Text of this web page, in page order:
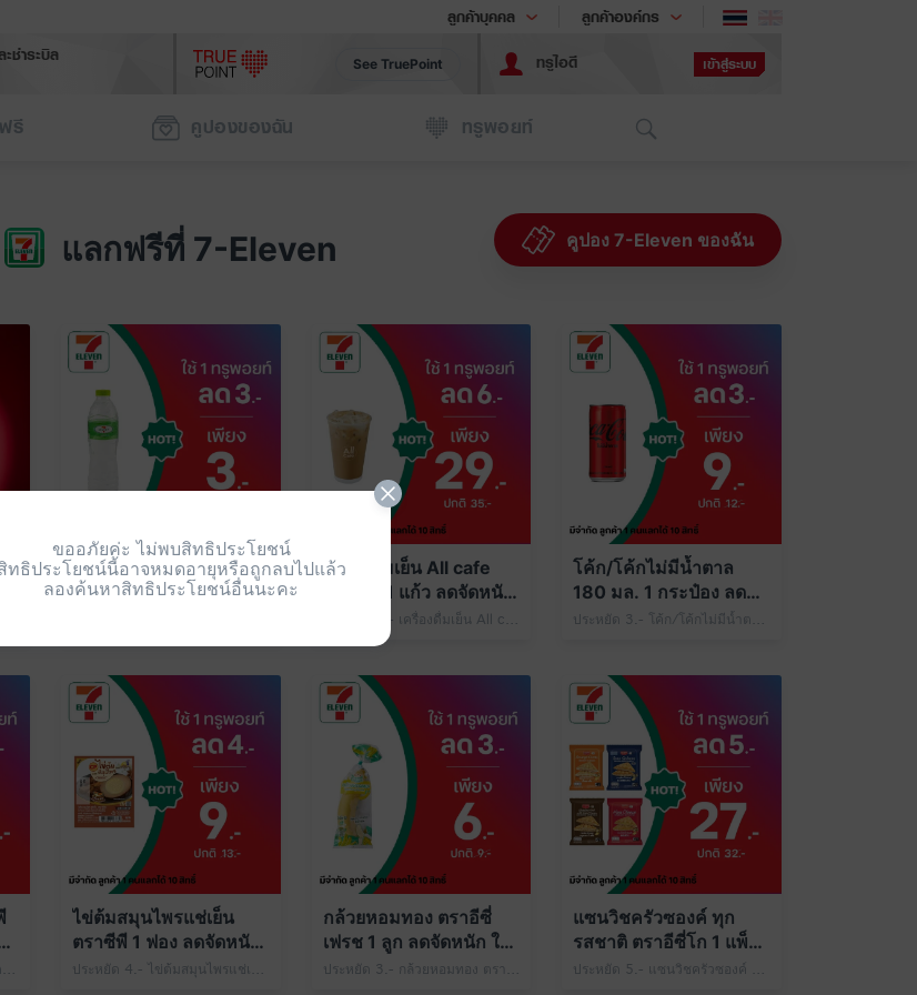
ลูกค้าบุคคล ลูกค้าองค์กร
เทรนด์เทคโนโลยี
ชำระบิล
See TruePoint ทรูไอดี เข้าสู่ระบบ
ฟรี คูปองของฉัน ทรูพอยท์
แลกฟรีที่ 7-Eleven
า
น้ำดื่มเซเว่นซีเล็ค 600
มล. 1 ขวด ลดจัดหนัก ใช้
เครื่องดื่มเย็น All cafe
Size M 1 แก้ว ลดจัดหนัก
ใช้ 1 ทรูพอยท์
ประหยัด 6.- เครื่องดื่มเย็น All cafe Size M 1 แก้ว เพียง 29.- ปกติ 35.- ใช้ 1 ทรูพอยท์
โค้ก/โค้กไม่มีน้ำตาล
180 มล. 1 กระป๋อง ลดจัด
หนัก ใช้ 1 ทรูพอยท์
ประหยัด 3.- โค้ก/โค้กไม่มีน้ำตาล 180 มล. 1 กระป๋อง เพียง 9.- ปกติ 12.- ใช้ 1 ทรูพอยท์
ประหยัด 7.- อกไก่ ทุกรสชาติ ตราซีพี 1 แพ็ก เพียง 33.- ปกติ 40.- ใช้ 1 ทรูพอยท์
ไข่ต้มสมุนไพรแช่เย็น
ตราซีพี 1 ฟอง ลดจัดหนัก
ใช้ 1 ทรูพอยท์
ประหยัด 4.- ไข่ต้มสมุนไพรแช่เย็น ตราซีพี 1 ฟอง เพียง 9.- ปกติ 13.- ใช้ 1 ทรูพอยท์
กล้วยหอมทอง ตราอีซี่
เฟรช 1 ลูก ลดจัดหนัก ใช้
1 ทรูพอยท์
ประหยัด 3.- กล้วยหอมทอง ตราอีซี่เฟรช 1 ลูก เพียง 6.- ปกติ 9.- ใช้ 1 ทรูพอยท์
แซนวิชครัวซองค์ ทุก
รสชาติ ตราอีซี่โก 1 แพ็ก
ลดจัดหนัก ใช้ 1 ทรูพอยท์ประหยัด 5.- แซนวิชครัวซองค์ ทุกรสชาติ ตราอีซี่โก 1 แพ็ก เพียง 27.- ปกติ 32.- ใช้ 1 ทรูพอยท์
คูปอง 7-Eleven ของฉัน
ขออภัยค่ะ ไม่พบสิทธิประโยชน์
ทธิประโยชน์นี้อาจหมดอายุหรือถูกลบไปแล้ว
ลองค้นหาสิทธิประโยชน์อื่นนะคะ